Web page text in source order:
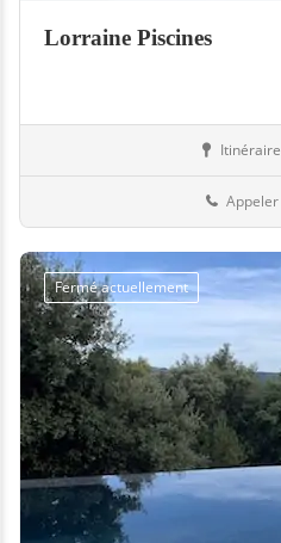
Lorraine Piscines
Itinéraire
Appeler
Fermé actuellement